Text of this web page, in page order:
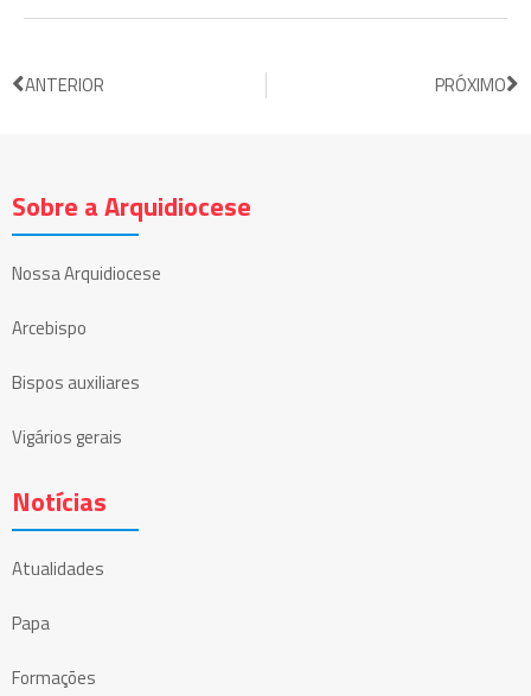
ANTERIOR PRÓXIMO
Sobre a Arquidiocese
Nossa Arquidiocese
Arcebispo
Bispos auxiliares
Vigários gerais
Notícias
Atualidades
Papa
Formações